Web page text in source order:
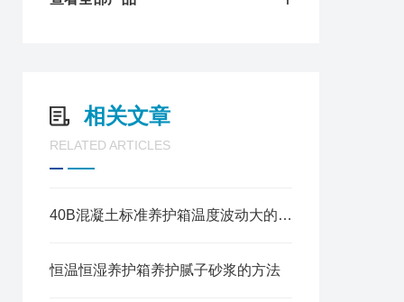
相关文章
RELATED ARTICLES
40B混凝土标准养护箱温度波动大的常见原因与解决方法
恒温恒湿养护箱养护腻子砂浆的方法